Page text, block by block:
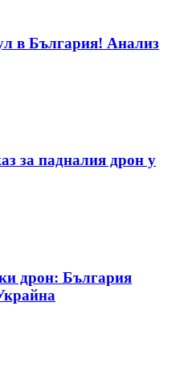
в България! Анализ
за падналия дрон у
дрон: България